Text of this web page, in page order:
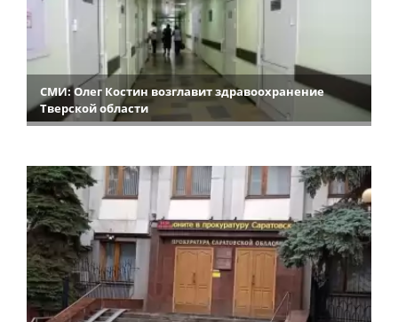
СМИ: Олег Костин возглавит здравоохранение
Тверской области